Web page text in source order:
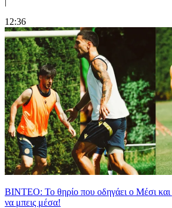
12:36
ΒΙΝΤΕΟ: Το θηρίο που οδηγάει ο Μέσι και
να μπεις μέσα!